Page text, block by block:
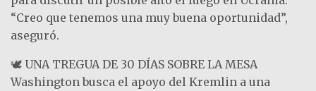
“Creo que tenemos una muy buena oportunidad”,
aseguró.
🕊️ UNA TREGUA DE 30 DÍAS SOBRE LA MESA
Washington busca el apoyo del Kremlin a una